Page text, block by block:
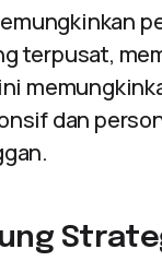
terpusat,
dan